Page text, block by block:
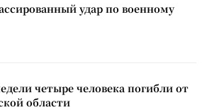
удар по военному
четыре человека погибли от
области